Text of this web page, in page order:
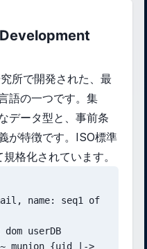
所で開発された、最
語の一つです。集
データ型と、事前条
が特徴です。ISO標準
格化されています。
name: seq1 of